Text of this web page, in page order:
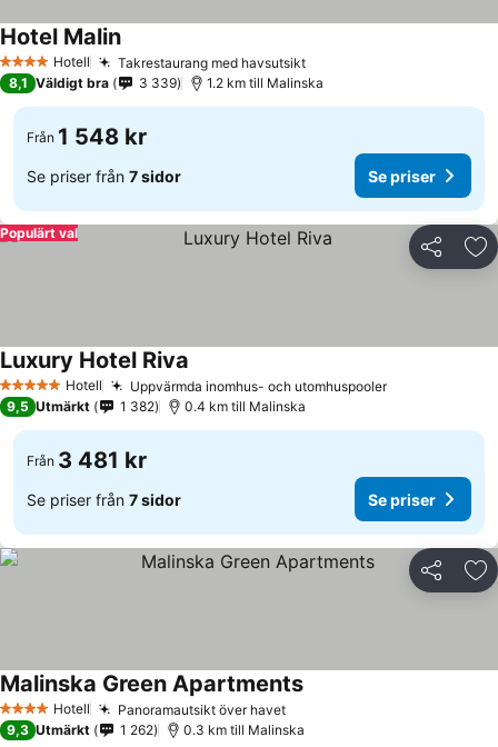
4 StjärnorHotell Takrestaurang med havsutsikt
Hotel Malin
8,1 Väldigt bra 3 339 1.2 km till Malinska
Från 1 548 kr
Se priser från 7 sidor Se priser
Dela
Populärt val
5 Stjärnor Hotell Uppvärmda inomhus- och utomhuspooler
Luxury Hotel Riva
9,5 Utmärkt 1 382 0.4 km till Malinska
Från 3 481 kr
Se priser från 7 sidor Se priser
Dela
4 StjärnorHotell Panoramautsikt över havet
Malinska Green Apartments
9,3 Utmärkt 1 262 0.3 km till Malinska